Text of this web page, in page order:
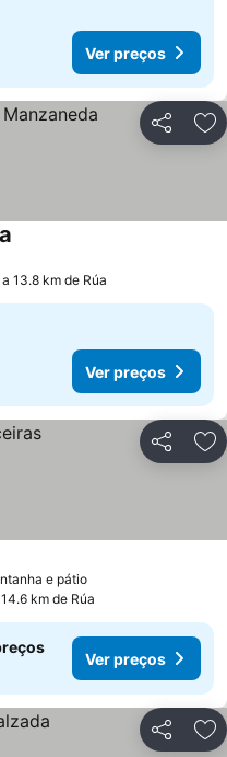
Ver preços
Partilhar
13.8 km de Rúa
Ver preços
Partilhar
e pátio
km de Rúa
Ver preços
Partilhar